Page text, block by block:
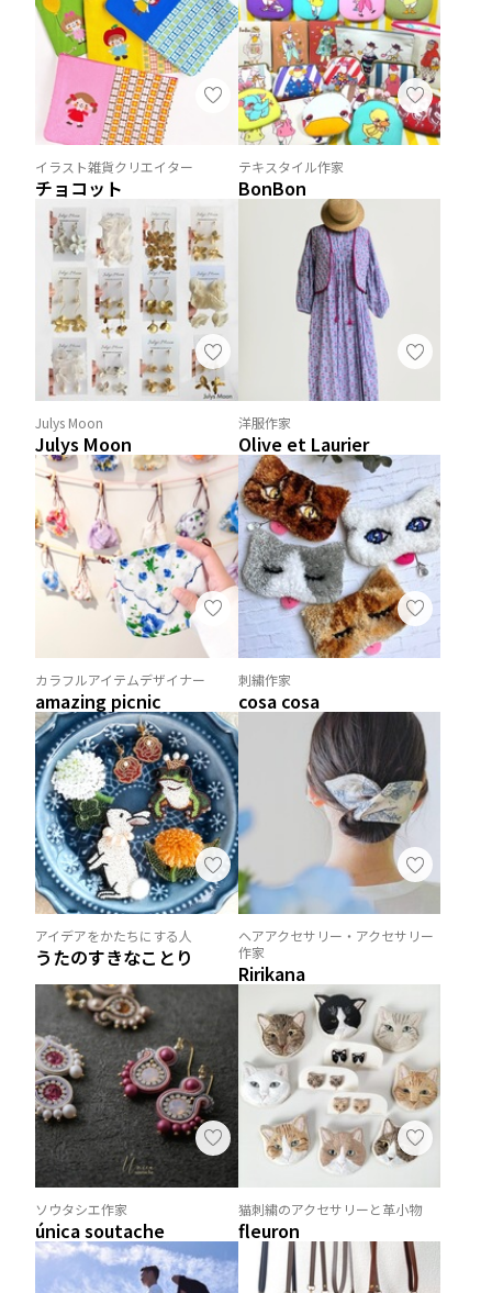
イラスト雑貨クリエイター
チョコット
テキスタイル作家
BonBon
Julys Moon
Julys Moon
洋服作家
Olive et Laurier
カラフルアイテムデザイナー
amazing picnic
刺繍作家
cosa cosa
アイデアをかたちにする人
うたのすきなことり
ヘアアクセサリー・アクセサリー
作家
Ririkana
ソウタシエ作家
única soutache
猫刺繍のアクセサリーと革小物
fleuron